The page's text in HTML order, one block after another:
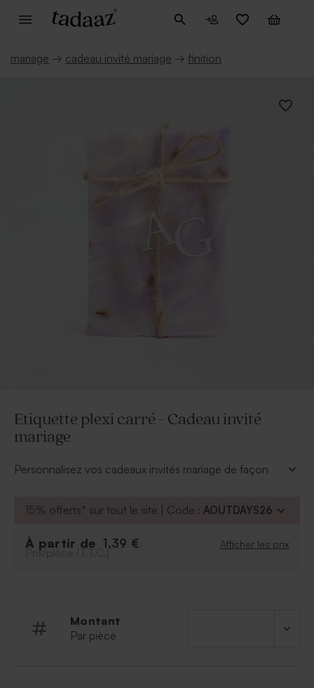
mariage → cadeau invité mariage → finition
Etiquette plexi carré - Cadeau invité
mariage
Personnalisez vos cadeaux invités mariage de façon
* À personnaliser avec notre outil de personnalisation
* Etiquette fournie avec un lien en lin.
15% offerts* sur tout le site | Code : AOUTDAYS26
À partir de 1,39 € Afficher les prix
Prix/pièce (T.T.C.)
Montant
Par pièce